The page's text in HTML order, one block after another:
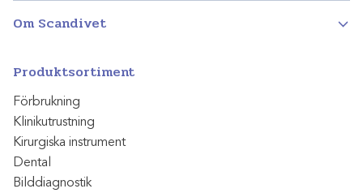
Om Scandivet
Produktsortiment
Förbrukning
Klinikutrustning
Kirurgiska instrument
Dental
Bilddiagnostik